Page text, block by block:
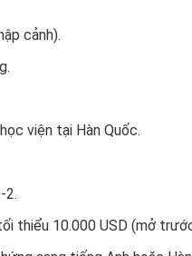
cảnh).
viện tại Hàn Quốc.
2.
thiểu 10.000 USD (mở